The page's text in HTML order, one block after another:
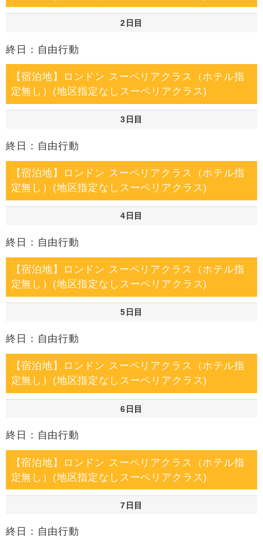
2日目
終日：自由行動
【宿泊地】ロンドン スーペリアクラス（ホテル指
定無し）(地区指定なしスーペリアクラス)
3日目
終日：自由行動
【宿泊地】ロンドン スーペリアクラス（ホテル指
定無し）(地区指定なしスーペリアクラス)
4日目
終日：自由行動
【宿泊地】ロンドン スーペリアクラス（ホテル指
定無し）(地区指定なしスーペリアクラス)
5日目
終日：自由行動
【宿泊地】ロンドン スーペリアクラス（ホテル指
定無し）(地区指定なしスーペリアクラス)
6日目
終日：自由行動
【宿泊地】ロンドン スーペリアクラス（ホテル指
定無し）(地区指定なしスーペリアクラス)
7日目
終日：自由行動